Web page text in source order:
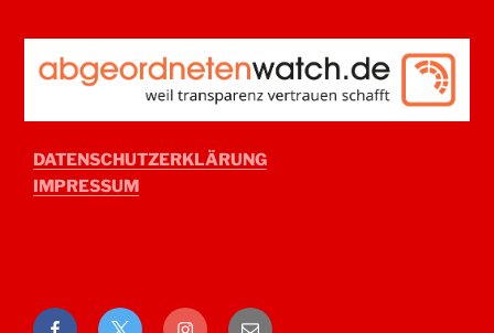
DATENSCHUTZERKLÄRUNG
IMPRESSUM
FacebookTwitter Instagram
E-